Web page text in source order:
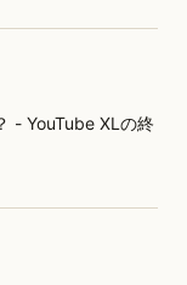
- YouTube XLの終